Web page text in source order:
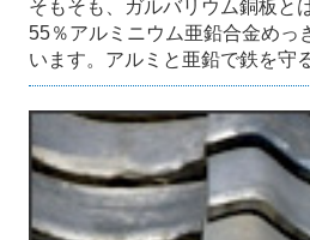
そもそも、ガルバリウム銅板と
55％アルミニウム亜鉛合金めっ
います。アルミと亜鉛で鉄を守